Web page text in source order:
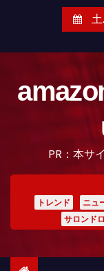
PR：本サ
トレンド ニュ
サロンド